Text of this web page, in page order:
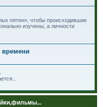
пятен», чтобы происходившие
изучены, а личности
времени